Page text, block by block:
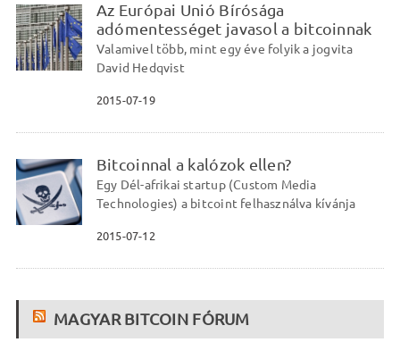
Az Európai Unió Bírósága
adómentességet javasol a bitcoinnak
Valamivel több, mint egy éve folyik a jogvita
David Hedqvist
2015-07-19
Bitcoinnal a kalózok ellen?
Egy Dél-afrikai startup (Custom Media
Technologies) a bitcoint felhasználva kívánja
2015-07-12
MAGYAR BITCOIN FÓRUM